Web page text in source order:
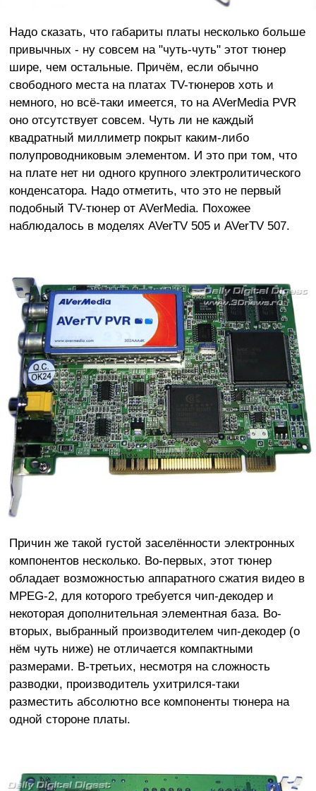
Надо сказать, что габариты платы несколько больше
привычных - ну совсем на "чуть-чуть" этот тюнер
шире, чем остальные. Причём, если обычно
свободного места на платах TV-тюнеров хоть и
немного, но всё-таки имеется, то на AVerMedia PVR
оно отсутствует совсем. Чуть ли не каждый
квадратный миллиметр покрыт каким-либо
полупроводниковым элементом. И это при том, что
на плате нет ни одного крупного электролитического
конденсатора. Надо отметить, что это не первый
подобный TV-тюнер от AVerMedia. Похожее
наблюдалось в моделях AVerTV 505 и AVerTV 507.
Причин же такой густой заселённости электронных
компонентов несколько. Во-первых, этот тюнер
обладает возможностью аппаратного сжатия видео в
MPEG-2, для которого требуется чип-декодер и
некоторая дополнительная элементная база. Во-
вторых, выбранный производителем чип-декодер (о
нём чуть ниже) не отличается компактными
размерами. В-третьих, несмотря на сложность
разводки, производитель ухитрился-таки
разместить абсолютно все компоненты тюнера на
одной стороне платы.